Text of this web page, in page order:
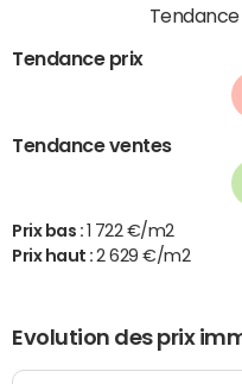
Tendance
Tendance prix
Tendance ventes
Prix bas :
1 722 €/m2
Prix haut :2 629 €/m2
Evolution des prix